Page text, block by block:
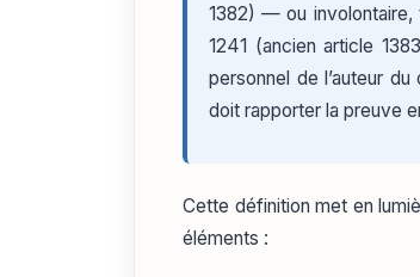
1382) — ou involontaire,
1241 (ancien article
personnel de l’auteur
doit rapporter la preuve
Cette définition met en
éléments :